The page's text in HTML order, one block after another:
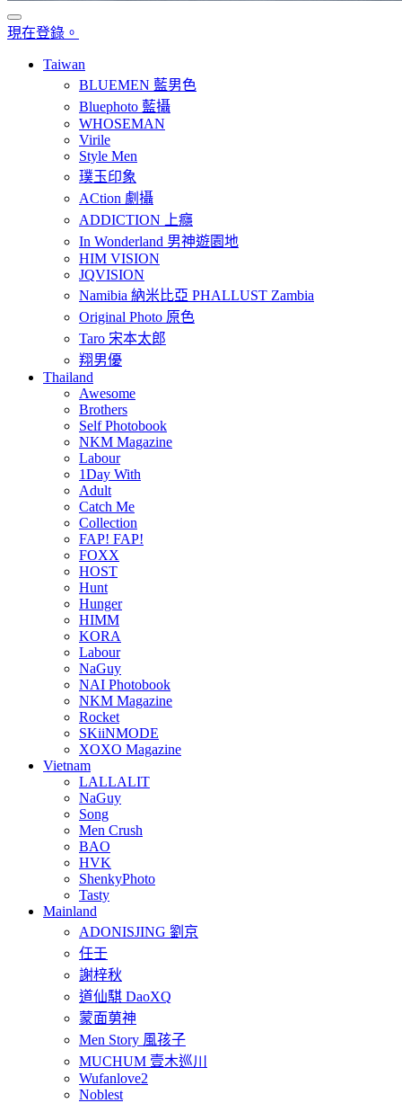
現在登錄。
Taiwan
BLUEMEN 藍男色
Bluephoto 藍攝
WHOSEMAN
Virile
Style Men
璞玉印象
ACtion 劇攝
ADDICTION 上癮
In Wonderland 男神遊園地
HIM VISION
JQVISION
Namibia 納米比亞 PHALLUST Zambia
Original Photo 原色
Taro 宋本太郎
翔男優
Thailand
Awesome
Brothers
Self Photobook
NKM Magazine
Labour
1Day With
Adult
Catch Me
Collection
FAP! FAP!
FOXX
HOST
Hunt
Hunger
HIMM
KORA
Labour
NaGuy
NAI Photobook
NKM Magazine
Rocket
SKiiNMODE
XOXO Magazine
Vietnam
LALLALIT
NaGuy
Song
Men Crush
BAO
HVK
ShenkyPhoto
Tasty
Mainland
ADONISJING 劉京
任壬
謝梓秋
道仙騏 DaoXQ
蒙面莮神
Men Story 風孩子
MUCHUM 壹木巡川
Wufanlove2
Noblest